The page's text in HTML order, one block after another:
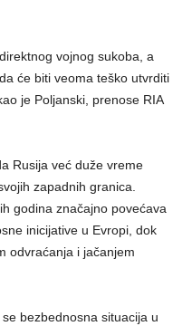
vojnog sukoba, a
će biti veoma teško utvrditi
je Poljanski, prenose RIA
Rusija već duže vreme
zapadnih granica.
godina značajno povećava
inicijative u Evropi, dok
odvraćanja i jačanjem
bezbednosna situacija u